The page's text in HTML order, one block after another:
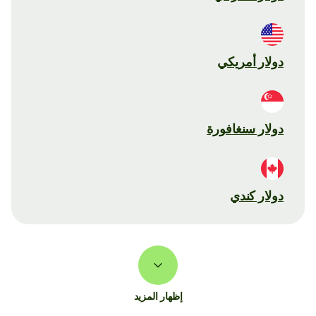
دولار أمريكي
دولار سنغافورة
دولار كندي
إظهار المزيد